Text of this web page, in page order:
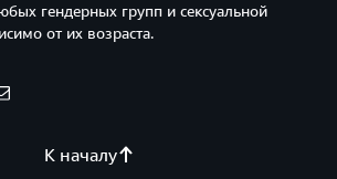
К началу
гендерных групп и сексуальной
от их возраста.